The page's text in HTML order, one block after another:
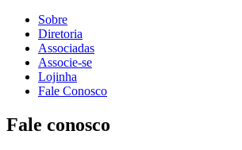
Sobre
Diretoria
Associadas
Associe-se
Lojinha
Fale Conosco
Fale conosco